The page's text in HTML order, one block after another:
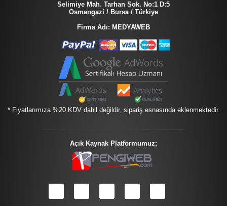
Selimiye Mah. Tarhan Sok. No:1 D:5
Osmangazi / Bursa / Türkiye
Firma Adı: MEDYAWEB
* Fiyatlarımıza %20 KDV dahil değildir, sipariş esnasında eklenmektedir.
Açık Kaynak Platformumuz;